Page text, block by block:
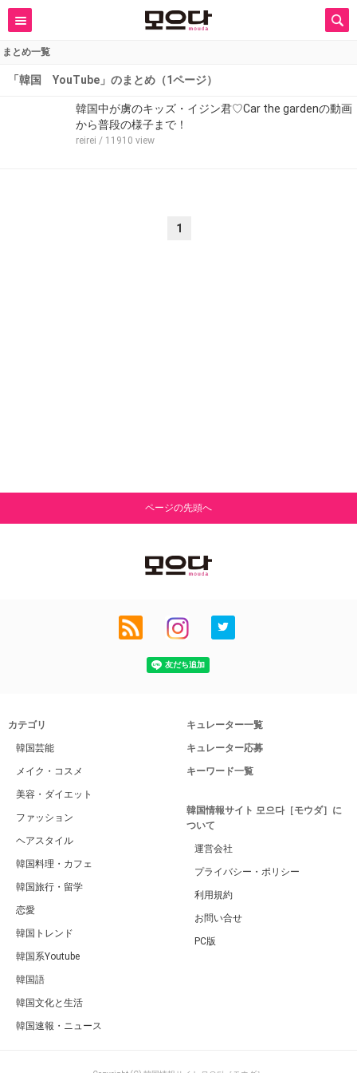
まとめ一覧
「韓国 YouTube」のまとめ（1ページ）
韓国中が虜のキッズ・イジン君♡Car the gardenの動画
から普段の様子まで！
reirei / 11910 view
1
ページの先頭へ
カテゴリ
韓国芸能
メイク・コスメ
美容・ダイエット
ファッション
ヘアスタイル
韓国料理・カフェ
韓国旅行・留学
恋愛
韓国トレンド
韓国系Youtube
韓国語
韓国文化と生活
韓国速報・ニュース
キュレーター一覧
キュレーター応募
キーワード一覧
韓国情報サイト 모으다［モウダ］に
ついて
運営会社
プライバシー・ポリシー
利用規約
お問い合せ
PC版